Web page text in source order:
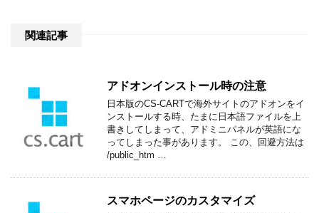
関連記事
アドオンインストール時の注意
日本版のCS-CARTで海外サイトのアドオンをイ
ンストールする時、たまに日本語ファイルを上
書きしてしまって、アドミニパネルが英語にな
ってしまった事があります。 この、回避方法は
/public_htm …
スマホページのカスタマイズ